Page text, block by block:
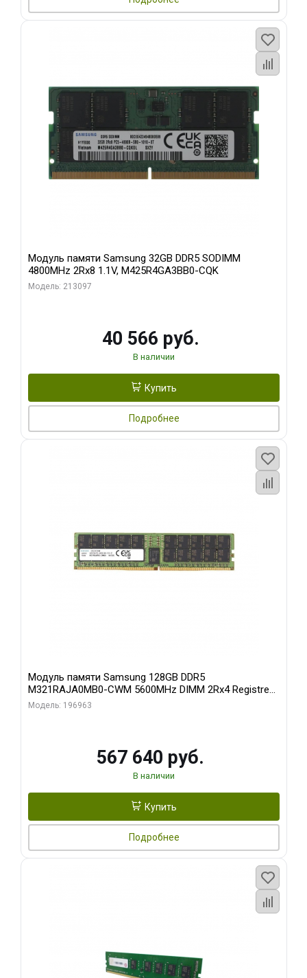
Модуль памяти Samsung 32GB DDR5 SODIMM
4800MHz 2Rx8 1.1V, M425R4GA3BB0-CQK
Модель: 213097
40 566 руб.
В наличии
Купить
Подробнее
Модуль памяти Samsung 128GB DDR5
M321RAJA0MB0-CWM 5600MHz DIMM 2Rx4 Registred
ECC
Модель: 196963
567 640 руб.
В наличии
Купить
Подробнее